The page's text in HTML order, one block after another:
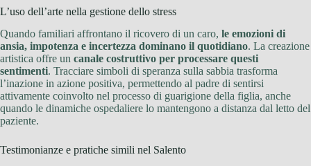
L’uso dell’arte nella gestione dello stress
Quando familiari affrontano il ricovero di un caro, le emozioni di
ansia, impotenza e incertezza dominano il quotidiano. La creazione
artistica offre un canale costruttivo per processare questi
sentimenti. Tracciare simboli di speranza sulla sabbia trasforma
l’inazione in azione positiva, permettendo al padre di sentirsi
attivamente coinvolto nel processo di guarigione della figlia, anche
quando le dinamiche ospedaliere lo mantengono a distanza dal letto del
paziente.
Testimonianze e pratiche simili nel Salento